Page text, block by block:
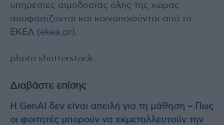
υπηρεσίες αιμοδοσίας όλης της χώρας
αποφασίζονται και κοινοποιούνται από το
ΕΚΕΑ (ekea.gr).
photo shutterstock
Διαβάστε επίσης
Η GenAI δεν είναι απειλή για τη μάθηση – Πως
οι φοιτητές μπορούν να εκμεταλλευτούν την